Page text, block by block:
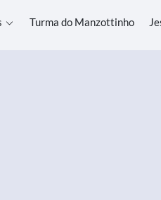
Turma do Manzottinho